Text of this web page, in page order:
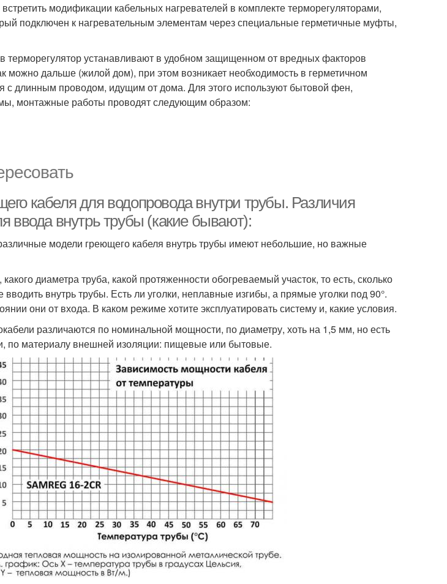
модификации кабельных нагревателей в комплекте терморегуляторами,
подключен к нагревательным элементам через специальные герметичные муфты,
терморегулятор устанавливают в удобном защищенном от вредных факторов
можно дальше (жилой дом), при этом возникает необходимость в герметичном
с длинным проводом, идущим от дома. Для этого используют бытовой фен,
монтажные работы проводят следующим образом:
кабеля для водопровода внутри трубы. Различия
ввода внутрь трубы (какие бывают):
модели греющего кабеля внутрь трубы имеют небольшие, но важные
диаметра труба, какой протяженности обогреваемый участок, то есть, сколько
вводить внутрь трубы. Есть ли уголки, неплавные изгибы, а прямые уголки под 90°.
они от входа. В каком режиме хотите эксплуатировать систему и, какие условия.
различаются по номинальной мощности, по диаметру, хоть на 1,5 мм, но есть
по материалу внешней изоляции: пищевые или бытовые.